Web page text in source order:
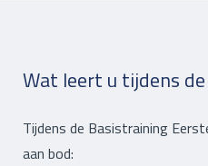
Wat leert u tijdens
Tijdens de Basistraining
aan bod: